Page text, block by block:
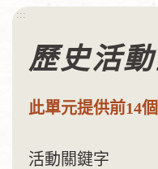
:::
歷史活
此單元提供前14
活動關鍵字